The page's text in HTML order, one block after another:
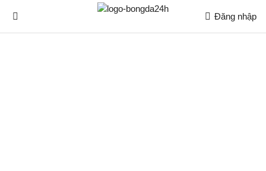
Đăng nhập